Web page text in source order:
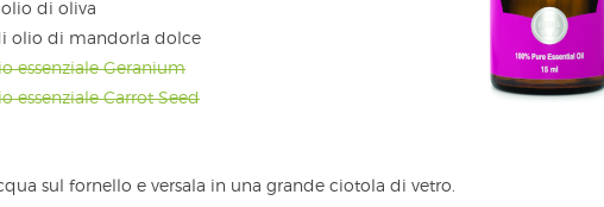
di oliva
olio di mandorla dolce
essenziale Geranium
essenziale Carrot Seed
sul fornello e versala in una grande ciotola di vetro.